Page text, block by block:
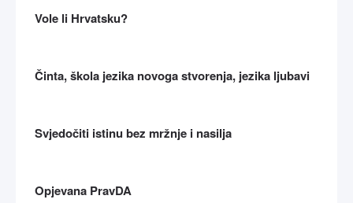
Vole li Hrvatsku?
Činta, škola jezika novoga stvorenja, jezika ljubavi
Svjedočiti istinu bez mržnje i nasilja
Opjevana PravDA